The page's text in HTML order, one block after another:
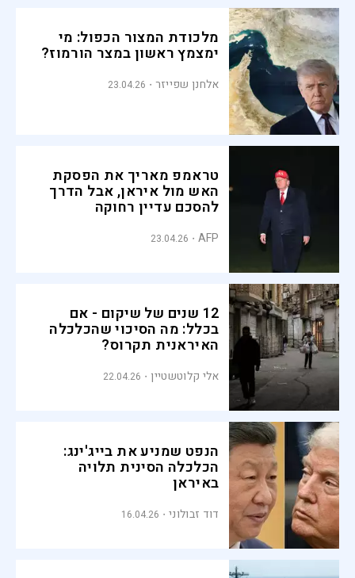
מלכודת המצור הכפול: מי
ימצמץ ראשון במצר הורמוז?
אלחנן שפייזר 23.04.26
טראמפ מאריך את הפסקת
האש מול איראן, אבל הדרך
להסכם עדיין רחוקה
AFP
23.04.26
12 שנים של שיקום - אם
בכלל: מה הסיכוי שהכלכלה
האיראנית תקרוס?
אלי קלוטשטיין 22.04.26
הנפט שמניע את בייג'ינג:
הכלכלה הסינית תלויה
באיראן
דוד זבולוני 16.04.26